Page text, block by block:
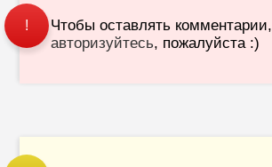
!
Чтобы оставлять комментарии,
авторизуйтесь, пожалуйста :)